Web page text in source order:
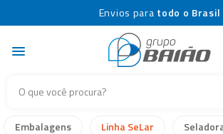
Envios para todo o Brasil
Embalagens Linha SeLar